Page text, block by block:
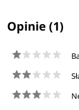
Opinie (1)